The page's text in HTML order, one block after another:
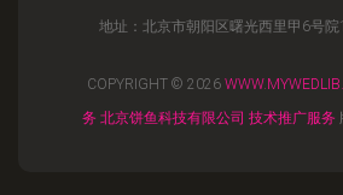
地址：北京市朝阳区曙光西里甲6号
COPYRIGHT © 2026
务 北京饼鱼科技有限公司 技术推广服务